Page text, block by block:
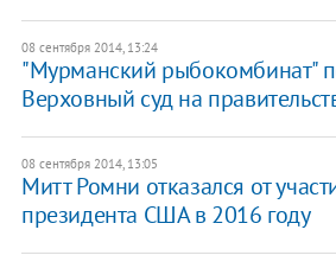
08 сентября 2014, 13:24
"Мурманский рыбокомбинат"
Верховный суд на
08 сентября 2014, 13:05
Митт Ромни отказался от
президента США в 2016 году